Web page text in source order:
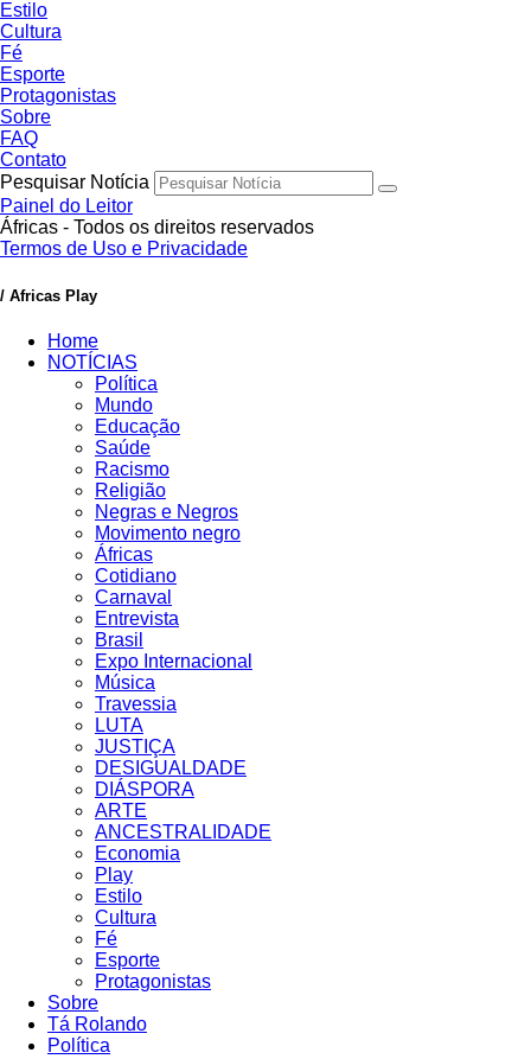
Estilo
Cultura
Fé
Esporte
Protagonistas
Sobre
FAQ
Contato
Pesquisar Notícia
Painel do Leitor
Áfricas - Todos os direitos reservados
Termos de Uso e Privacidade
/ Africas Play
Home
NOTÍCIAS
Política
Mundo
Educação
Saúde
Racismo
Religião
Negras e Negros
Movimento negro
Áfricas
Cotidiano
Carnaval
Entrevista
Brasil
Expo Internacional
Música
Travessia
LUTA
JUSTIÇA
DESIGUALDADE
DIÁSPORA
ARTE
ANCESTRALIDADE
Economia
Play
Estilo
Cultura
Fé
Esporte
Protagonistas
Sobre
Tá Rolando
Política